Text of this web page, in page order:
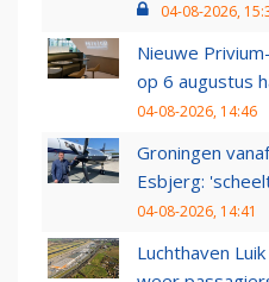
04-08-2026,
Nieuwe
op 6 augustus
04-08-2026, 14:46
Groningen
Esbjerg:
04-08-2026, 14:41
Luchthaven